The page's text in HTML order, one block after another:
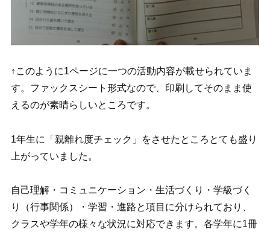
↑このように1ページに一つの活動内容が載せられていま
す。ファックスシート形式なので、印刷してそのまま使
えるのが素晴らしいところです。
1年生に「親離れ度チェック」をさせたところとても盛り
上がっていました。
自己理解・コミュニケーション・生活づくり・学級づく
り（行事関係）・学習・進路と項目に分けられており、
クラスや学年の様々な状況に対応できます。各学年に1冊